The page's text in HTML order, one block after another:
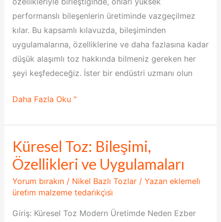
performanslı bileşenlerin üretiminde vazgeçilmez
kılar. Bu kapsamlı kılavuzda, bileşiminden
uygulamalarına, özelliklerine ve daha fazlasına kadar
düşük alaşımlı toz hakkında bilmeniz gereken her
şeyi keşfedeceğiz. İster bir endüstri uzmanı olun
Daha Fazla Oku "
Küresel Toz: Bileşimi,
Özellikleri ve Uygulamaları
Yorum bırakın / Nikel Bazlı Tozlar/ Yazan eklemeli̇
üreti̇m malzeme tedari̇kçi̇si̇
Giriş: Küresel Toz Modern Üretimde Neden Ezber
Küresel
Toz:
Bileşimi,
Özellikleri
Uygulamaları